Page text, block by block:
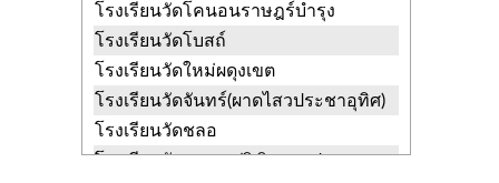
บางขุนกอง บางกรวย
นนทบุรี
วัดตะเคียนบางคูเวียง บางกรวย นนทบุรี
วัดท่าวัดชลอ บางกรวย นนทบุรี
วัดบางไกรในบางขุนกอง บางกรวย
โรงเรียนวัดโคนอนราษฎร์บำรุง
โรงเรียนวัดโบสถ์
โรงเรียนวัดใหม่ผดุงเขต
โรงเรียนวัดจันทร์(ผาดไสวประชาอุทิศ)
โรงเรียนวัดชลอ
โรงเรียนวัดซองพลู(วิฑิตราชประชานุ